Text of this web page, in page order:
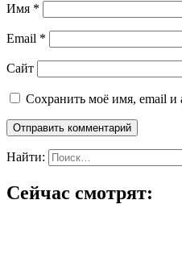
Имя *
Email *
Сайт
Сохранить моё имя, email и
Найти:
Сейчас смотрят: